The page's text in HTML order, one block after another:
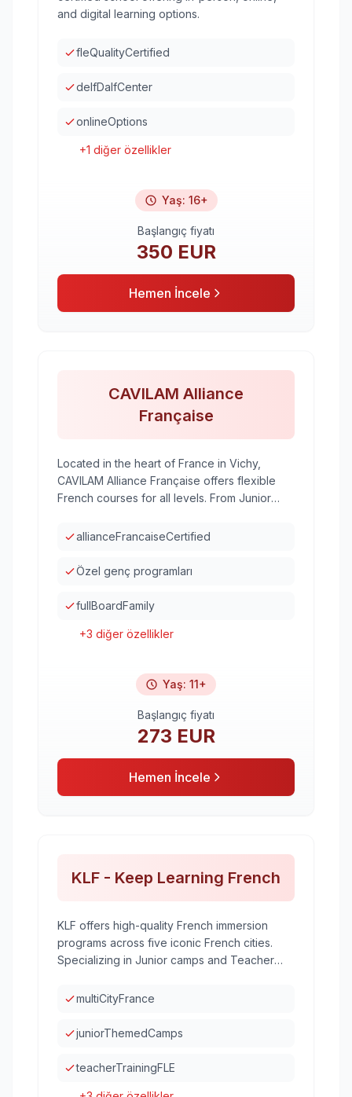
and digital learning options.
fleQualityCertified
delfDalfCenter
onlineOptions
+1 diğer özellikler
Yaş: 16+
Başlangıç fiyatı
350 EUR
Hemen İncele
CAVILAM Alliance
Française
Located in the heart of France in Vichy,
CAVILAM Alliance Française offers flexible
French courses for all levels. From Junior
teacher training.
allianceFrancaiseCertified
Özel genç programları
fullBoardFamily
+3 diğer özellikler
Yaş: 11+
Başlangıç fiyatı
273 EUR
Hemen İncele
KLF - Keep Learning French
KLF offers high-quality French immersion
programs across five iconic French cities.
Specializing in Junior camps and Teacher
multiCityFrance
juniorThemedCamps
teacherTrainingFLE